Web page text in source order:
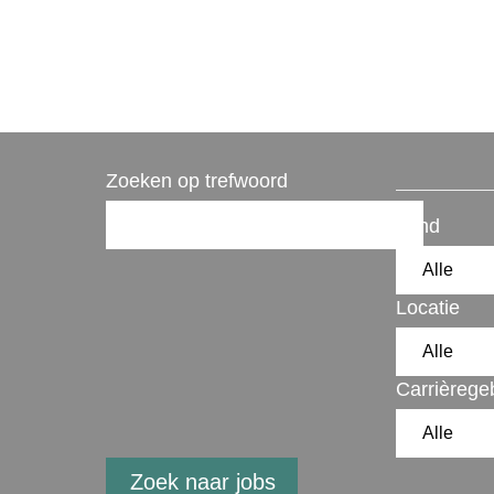
Zoeken op trefwoord
Land
Locatie